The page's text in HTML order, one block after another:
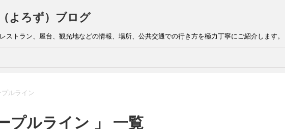
よろず）ブログ
ストラン、屋台、観光地などの情報、場所、公共交通での行き方を極力丁寧にご紹介します。
プルライン
プルライン 」 一覧